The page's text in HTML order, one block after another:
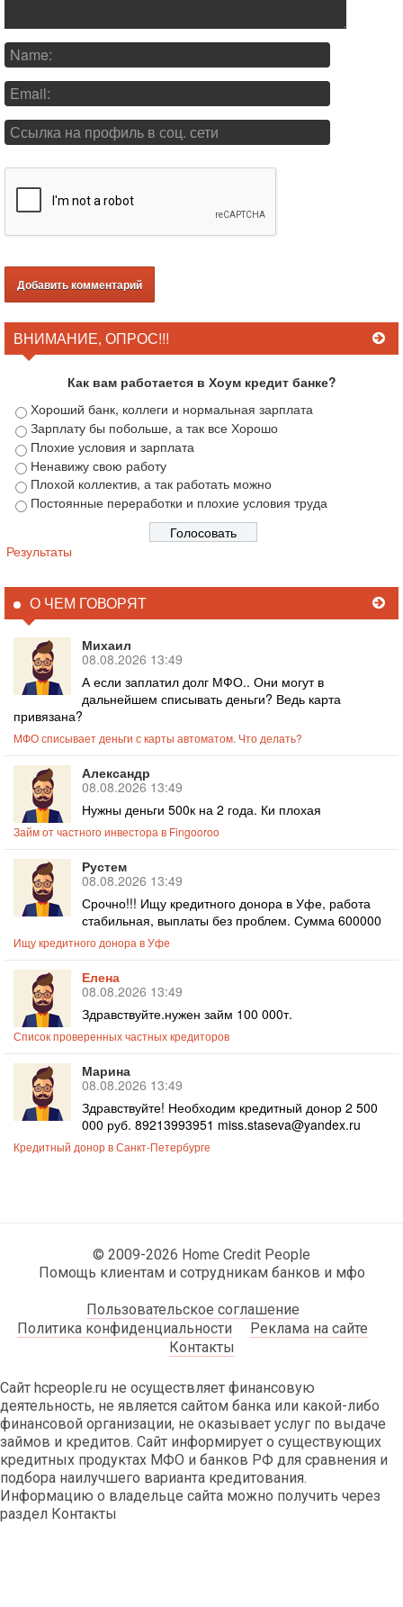
ВНИМАНИЕ, ОПРОС!!!
Как вам работается в Хоум кредит банке?
Хороший банк, коллеги и нормальная зарплата
Зарплату бы побольше, а так все Хорошо
Плохие условия и зарплата
Ненавижу свою работу
Плохой коллектив, а так работать можно
Постоянные переработки и плохие условия труда
Результаты
О ЧЕМ ГОВОРЯТ
Михаил
08.08.2026 13:49
А если заплатил долг МФО.. Они могут в
дальнейшем списывать деньги? Ведь карта
привязана?
МФО списывает деньги с карты автоматом. Что делать?
Александр
08.08.2026 13:49
Нужны деньги 500к на 2 года. Ки плохая
Займ от частного инвестора в Fingooroo
Рустем
08.08.2026 13:49
Срочно!!! Ищу кредитного донора в Уфе, работа
стабильная, выплаты без проблем. Сумма 600000
Ищу кредитного донора в Уфе
Елена
08.08.2026 13:49
Здравствуйте.нужен займ 100 000т.
Список проверенных частных кредиторов
Марина
08.08.2026 13:49
Здравствуйте! Необходим кредитный донор 2 500
000 руб. 89213993951 miss.staseva@yandex.ru
Кредитный донор в Санкт-Петербурге
© 2009-2026 Home Credit People
Помощь клиентам и сотрудникам банков и мфо
Пользовательское соглашение
Политика конфиденциальности
Реклама на сайте
Контакты
Сайт hcpeople.ru не осуществляет финансовую
деятельность, не является сайтом банка или какой-либо
финансовой организации, не оказывает услуг по выдаче
займов и кредитов. Сайт информирует о существующих
кредитных продуктах МФО и банков РФ для сравнения и
подбора наилучшего варианта кредитования.
Информацию о владельце сайта можно получить через
раздел Контакты